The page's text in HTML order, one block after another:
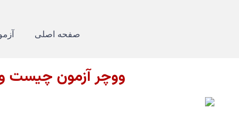
صفحه اصلی
ووچر آزمون چیست و